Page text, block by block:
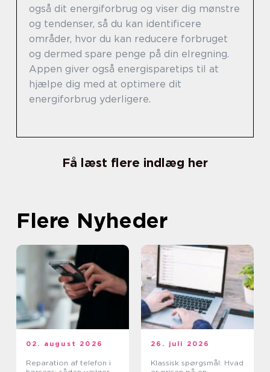
også dit energiforbrug og viser dig mønstre
og tendenser, så du kan identificere
områder, hvor du kan reducere forbruget
og dermed spare penge på din elregning.
Appen giver også energisparetips til at
hjælpe dig med at optimere dit
energiforbrug yderligere.
Få læst flere indlæg her
Flere Nyheder
02. august 2026
Reparation af telefon i
26. juli 2026
Klassisk spørgsmål: Hvad